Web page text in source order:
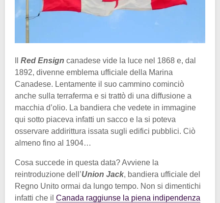
Red Ensign canadese vide la luce nel 1868 e, dal
1892, divenne emblema ufficiale della Marina
Canadese. Lentamente il suo cammino cominciò
anche sulla terraferma e si trattò di una diffusione a
macchia d’olio. La bandiera che vedete in immagine
qui sotto piaceva infatti un sacco e la si poteva
osservare addirittura issata sugli edifici pubblici. Ciò
almeno fino al 1904…
Cosa succede in questa data? Avviene la
reintroduzione dell’Union Jack, bandiera ufficiale del
Regno Unito ormai da lungo tempo. Non si dimentichi
infatti che il Canada raggiunse la piena indipendenza